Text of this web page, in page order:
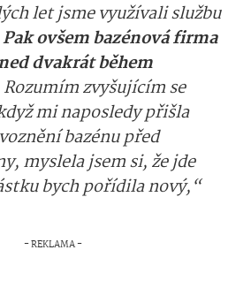
let jsme využívali službu
Pak ovšem bazénová firma
dvakrát během
Rozumím zvyšujícím se
mi naposledy přišla
bazénu před
myslela jsem si, že jde
bych pořídila nový,“